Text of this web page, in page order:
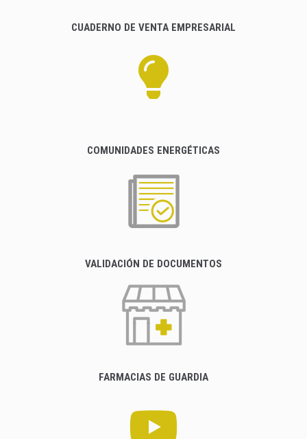
CUADERNO DE VENTA EMPRESARIAL
COMUNIDADES ENERGÉTICAS
VALIDACIÓN DE DOCUMENTOS
FARMACIAS DE GUARDIA